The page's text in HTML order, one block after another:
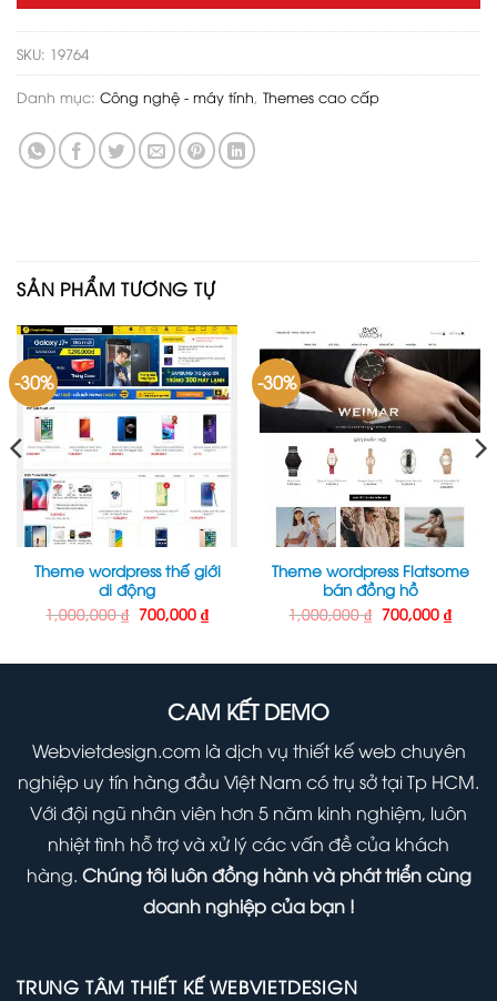
SKU: 19764
Danh mục: Công nghệ - máy tính, Themes cao cấp
SẢN PHẨM TƯƠNG TỰ
-30%
Theme wordpress thế giới
di động
1,000,000₫ Giá
gốc
700,000 ₫Giá
hiện
700,000 ₫.
-30%
Theme wordpress Flatsome
bán đồng hồ
1,000,000₫ Giá
gốc
700,000 ₫Giá
hiện
₫.
CAM KẾT DEMO
Webvietdesign.com là dịch vụ thiết kế web chuyên
nghiệp uy tín hàng đầu Việt Nam có trụ sở tại Tp HCM.
Với đội ngũ nhân viên hơn 5 năm kinh nghiệm, luôn
nhiệt tình hỗ trợ và xử lý các vấn đề của khách
hàng. Chúng tôi luôn đồng hành và phát triển cùng
doanh nghiệp của bạn !
TRUNG TÂM THIẾT KẾ WEBVIETDESIGN